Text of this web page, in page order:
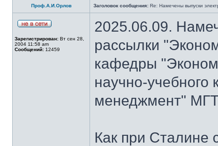
Проф.А.И.Орлов Заголовок сообщения: Re: Намечены выпуски
Зарегистрирован: Вт сен 28,
2004 11:58 am
Сообщений: 12459
2025.06.09.
рассылки
кафедры
научно-
менеджмент"
Как при Сталине